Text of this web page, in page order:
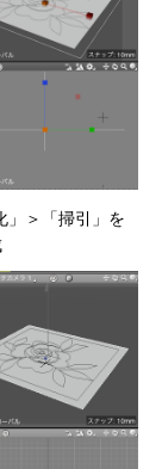
」＞「掃引」を